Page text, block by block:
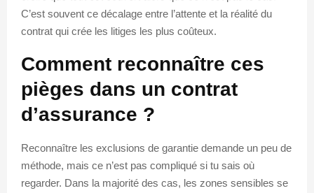
C’est souvent ce décalage entre l’attente et la réalité du
contrat qui crée les litiges les plus coûteux.
Comment reconnaître ces
pièges dans un contrat
d’assurance ?
Reconnaître les exclusions de garantie demande un peu de
méthode, mais ce n’est pas compliqué si tu sais où
regarder. Dans la majorité des cas, les zones sensibles se